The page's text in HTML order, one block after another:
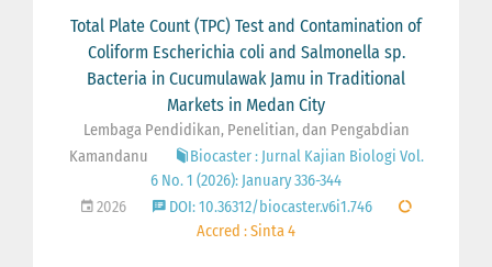
Total Plate Count (TPC) Test and Contamination of
Coliform Escherichia coli and Salmonella sp.
Bacteria in Cucumulawak Jamu in Traditional
Markets in Medan City
Lembaga Pendidikan, Penelitian, dan Pengabdian
Kamandanu
Biocaster : Jurnal Kajian Biologi Vol.
6 No. 1 (2026): January 336-344
2026
DOI: 10.36312/biocaster.v6i1.746
Accred : Sinta 4